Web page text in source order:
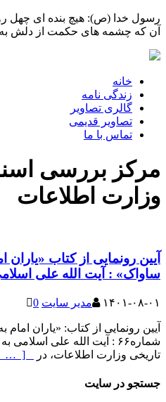
رسول خدا (ص): هیچ بنده ای چهل
آن که چشمه های حکمت از دلش
خانه
زندگی نامه
گالری تصاویر
تصاویر قدیمی
تماس با ما
مرکز بررسی
وزارت اطلاعات
آیین رونمایی از کتاب «یاران
ساواک» : آیت الله علی
۱۴۰۱-۰۸-۰۱ مدیر سایت 0
آیین رونمایی از کتاب: «یاران
شماره۶۶ : آیت الله علی
تاریخی وزارت اطلاعات، در
… ]
جستجو در سایت